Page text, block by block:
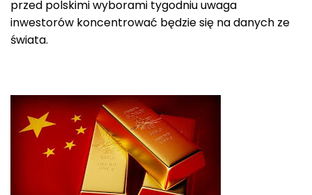
przed polskimi wyborami tygodniu uwaga
inwestorów koncentrować będzie się na danych ze
świata.